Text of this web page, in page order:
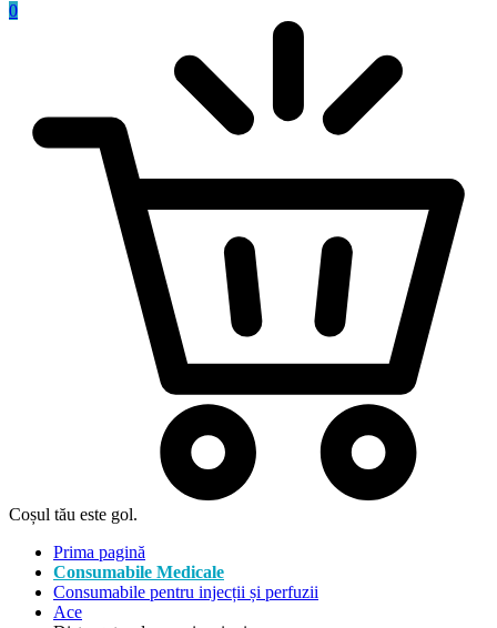
0
Coșul tău este gol.
Prima pagină
Consumabile Medicale
Consumabile pentru injecții și perfuzii
Ace